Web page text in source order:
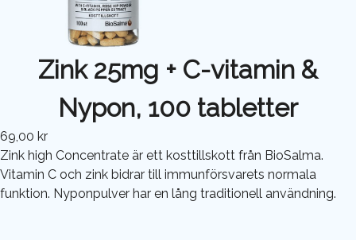
Zink 25mg + C-vitamin &
Nypon, 100 tabletter
69,00 kr
Zink high Concentrate är ett kosttillskott från BioSalma.
Vitamin C och zink bidrar till immunförsvarets normala
funktion. Nyponpulver har en lång traditionell användning.